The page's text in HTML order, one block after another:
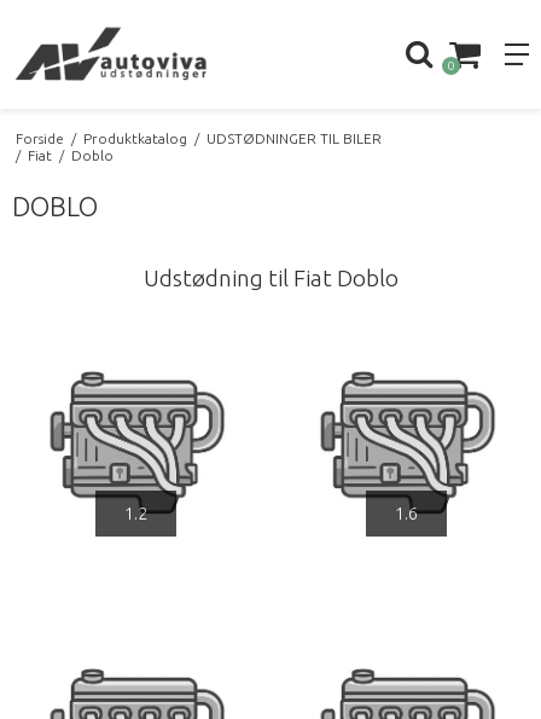
0
Forside / Produktkatalog / UDSTØDNINGER TIL BILER
/ Fiat / Doblo
DOBLO
Udstødning til Fiat Doblo
1.2 1.6